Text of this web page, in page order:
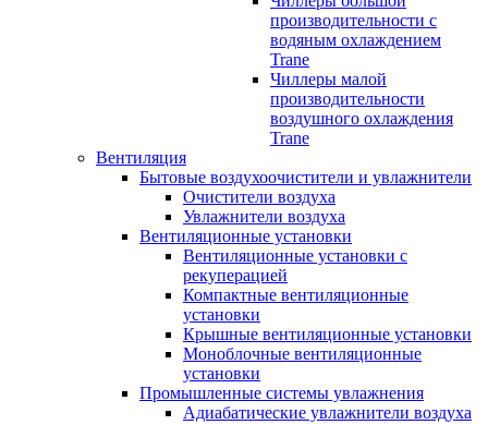
производительности с
водяным охлаждением
Trane
Чиллеры малой
производительности
воздушного охлаждения
Trane
Вентиляция
Бытовые воздухоочистители и увлажнители
Очистители воздуха
Увлажнители воздуха
Вентиляционные установки
Вентиляционные установки с
рекуперацией
Компактные вентиляционные
установки
Крышные вентиляционные установки
Моноблочные вентиляционные
установки
Промышленные системы увлажнения
Адиабатические увлажнители воздуха